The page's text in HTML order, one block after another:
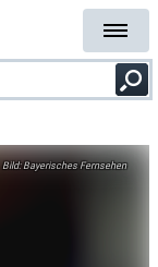
Bayerisches Fernsehen